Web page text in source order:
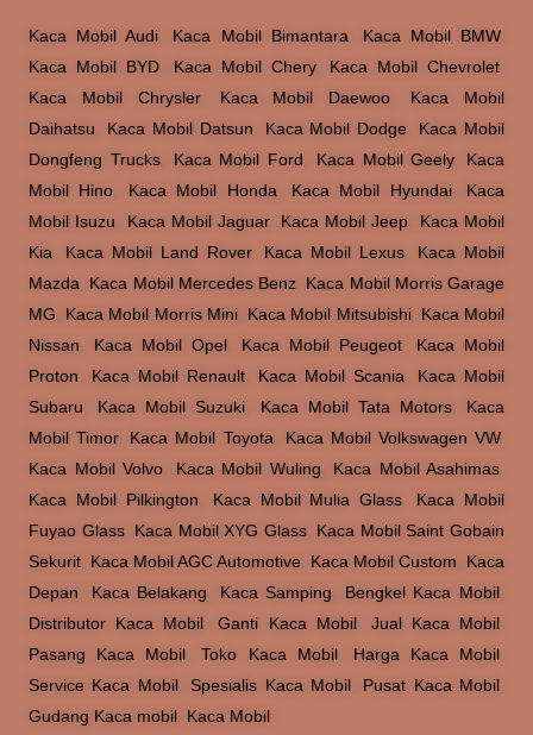
Kaca Mobil Audi Kaca Mobil Bimantara Kaca Mobil BMW,
Kaca Mobil BYD
Kaca Mobil Chery, Kaca Mobil Chevrolet
Kaca Mobil Chrysler, Kaca Mobil Daewoo
Kaca Mobil
Daihatsu
Kaca Mobil Datsun Kaca Mobil Dodge
Kaca Mobil
Dongfeng Trucks, Kaca Mobil Ford Kaca Mobil Geely, Kaca
Mobil Hino
Kaca Mobil Honda Kaca Mobil Hyundai, Kaca
Mobil Isuzu
Kaca Mobil Jaguar, Kaca Mobil Jeep
Kaca Mobil
Kia
Kaca Mobil Land Rover, Kaca Mobil Lexus
Kaca Mobil
Mazda
Kaca Mobil Mercedes Benz Kaca Mobil Morris Garage
MG
Kaca Mobil Morris Mini, Kaca Mobil Mitsubishi, Kaca Mobil
Nissan
Kaca Mobil Opel Kaca Mobil Peugeot
Kaca Mobil
Proton
Kaca Mobil Renault Kaca Mobil Scania
Kaca Mobil
Subaru
Kaca Mobil Suzuki Kaca Mobil Tata Motors, Kaca
Mobil Timor, Kaca Mobil Toyota Kaca Mobil Volkswagen VW,
Kaca Mobil Volvo
Kaca Mobil Wuling Kaca Mobil Asahimas
Kaca Mobil Pilkington
Kaca Mobil Mulia Glass
Kaca Mobil
Fuyao Glass, Kaca Mobil XYG Glass, Kaca Mobil Saint Gobain
Sekurit Kaca Mobil AGC Automotive Kaca Mobil Custom
Kaca
Depan
Kaca Belakang Kaca Samping Bengkel Kaca Mobil
Distributor Kaca Mobil ,Ganti Kaca Mobil, Jual Kaca Mobil
Pasang Kaca Mobil ,Toko Kaca Mobil, Harga Kaca Mobil
Service Kaca Mobil, Spesialis Kaca Mobil, Pusat Kaca Mobil
Gudang Kaca mobil Kaca Mobil